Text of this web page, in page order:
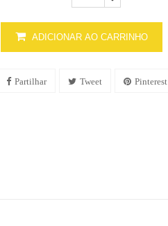
ADICIONAR AO CARRINHO
Partilhar Tweet Pinterest